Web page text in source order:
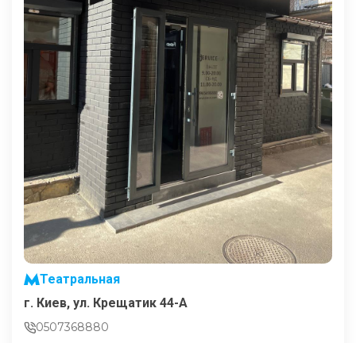
Театральная
г. Киев, ул. Крещатик 44-А
0507368880